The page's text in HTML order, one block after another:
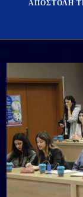
ΑΠΟΣΤΟΛΗ